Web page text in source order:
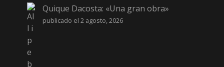
Quique Dacosta: «Una gran obra»
publicado el 2 agosto, 2026